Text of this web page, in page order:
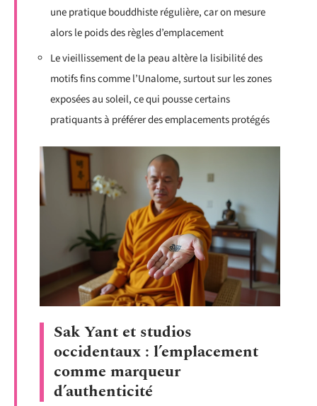
une pratique bouddhiste régulière, car on mesure
alors le poids des règles d’emplacement
Le vieillissement de la peau altère la lisibilité des
motifs fins comme l’Unalome, surtout sur les zones
exposées au soleil, ce qui pousse certains
pratiquants à préférer des emplacements protégés
Sak Yant et studios
occidentaux : l’emplacement
comme marqueur
d’authenticité